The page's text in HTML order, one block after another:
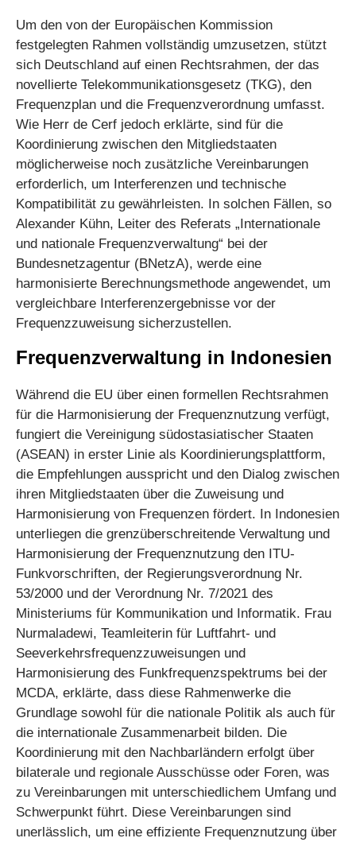
Um den von der Europäischen Kommission
festgelegten Rahmen vollständig umzusetzen, stützt
sich Deutschland auf einen Rechtsrahmen, der das
novellierte Telekommunikationsgesetz (TKG), den
Frequenzplan und die Frequenzverordnung umfasst.
Wie Herr de Cerf jedoch erklärte, sind für die
Koordinierung zwischen den Mitgliedstaaten
möglicherweise noch zusätzliche Vereinbarungen
erforderlich, um Interferenzen und technische
Kompatibilität zu gewährleisten. In solchen Fällen, so
Alexander Kühn, Leiter des Referats „Internationale
und nationale Frequenzverwaltung“ bei der
Bundesnetzagentur (BNetzA), werde eine
harmonisierte Berechnungsmethode angewendet, um
vergleichbare Interferenzergebnisse vor der
Frequenzzuweisung sicherzustellen.
Frequenzverwaltung in Indonesien
Während die EU über einen formellen Rechtsrahmen
für die Harmonisierung der Frequenznutzung verfügt,
fungiert die Vereinigung südostasiatischer Staaten
(ASEAN) in erster Linie als Koordinierungsplattform,
die Empfehlungen ausspricht und den Dialog zwischen
ihren Mitgliedstaaten über die Zuweisung und
Harmonisierung von Frequenzen fördert. In Indonesien
unterliegen die grenzüberschreitende Verwaltung und
Harmonisierung der Frequenznutzung den ITU-
Funkvorschriften, der Regierungsverordnung Nr.
53/2000 und der Verordnung Nr. 7/2021 des
Ministeriums für Kommunikation und Informatik. Frau
Nurmaladewi, Teamleiterin für Luftfahrt- und
Seeverkehrsfrequenzzuweisungen und
Harmonisierung des Funkfrequenzspektrums bei der
MCDA, erklärte, dass diese Rahmenwerke die
Grundlage sowohl für die nationale Politik als auch für
die internationale Zusammenarbeit bilden. Die
Koordinierung mit den Nachbarländern erfolgt über
bilaterale und regionale Ausschüsse oder Foren, was
zu Vereinbarungen mit unterschiedlichem Umfang und
Schwerpunkt führt. Diese Vereinbarungen sind
unerlässlich, um eine effiziente Frequenznutzung über